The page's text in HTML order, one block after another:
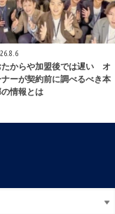
たからや加盟後では遅い オ
ナーが契約前に調べるべき本
情報とは